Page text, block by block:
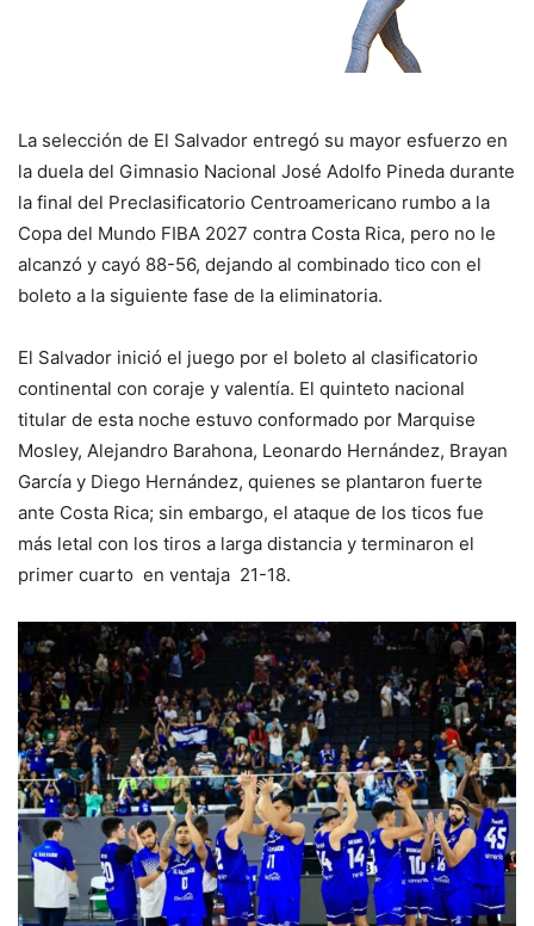
La selección de El Salvador entregó su mayor esfuerzo en
la duela del Gimnasio Nacional José Adolfo Pineda durante
la final del Preclasificatorio Centroamericano rumbo a la
Copa del Mundo FIBA 2027 contra Costa Rica, pero no le
alcanzó y cayó 88-56, dejando al combinado tico con el
boleto a la siguiente fase de la eliminatoria.
El Salvador inició el juego por el boleto al clasificatorio
continental con coraje y valentía. El quinteto nacional
titular de esta noche estuvo conformado por Marquise
Mosley, Alejandro Barahona, Leonardo Hernández, Brayan
García y Diego Hernández, quienes se plantaron fuerte
ante Costa Rica; sin embargo, el ataque de los ticos fue
más letal con los tiros a larga distancia y terminaron el
primer cuarto en ventaja 21-18.